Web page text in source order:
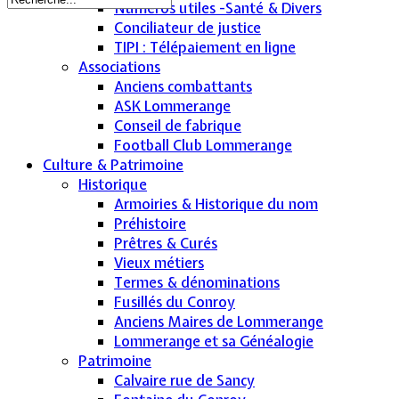
Numéros utiles -Santé & Divers
Conciliateur de justice
TIPI : Télépaiement en ligne
Associations
Anciens combattants
ASK Lommerange
Conseil de fabrique
Football Club Lommerange
Culture & Patrimoine
Historique
Armoiries & Historique du nom
Préhistoire
Prêtres & Curés
Vieux métiers
Termes & dénominations
Fusillés du Conroy
Anciens Maires de Lommerange
Lommerange et sa Généalogie
Patrimoine
Calvaire rue de Sancy